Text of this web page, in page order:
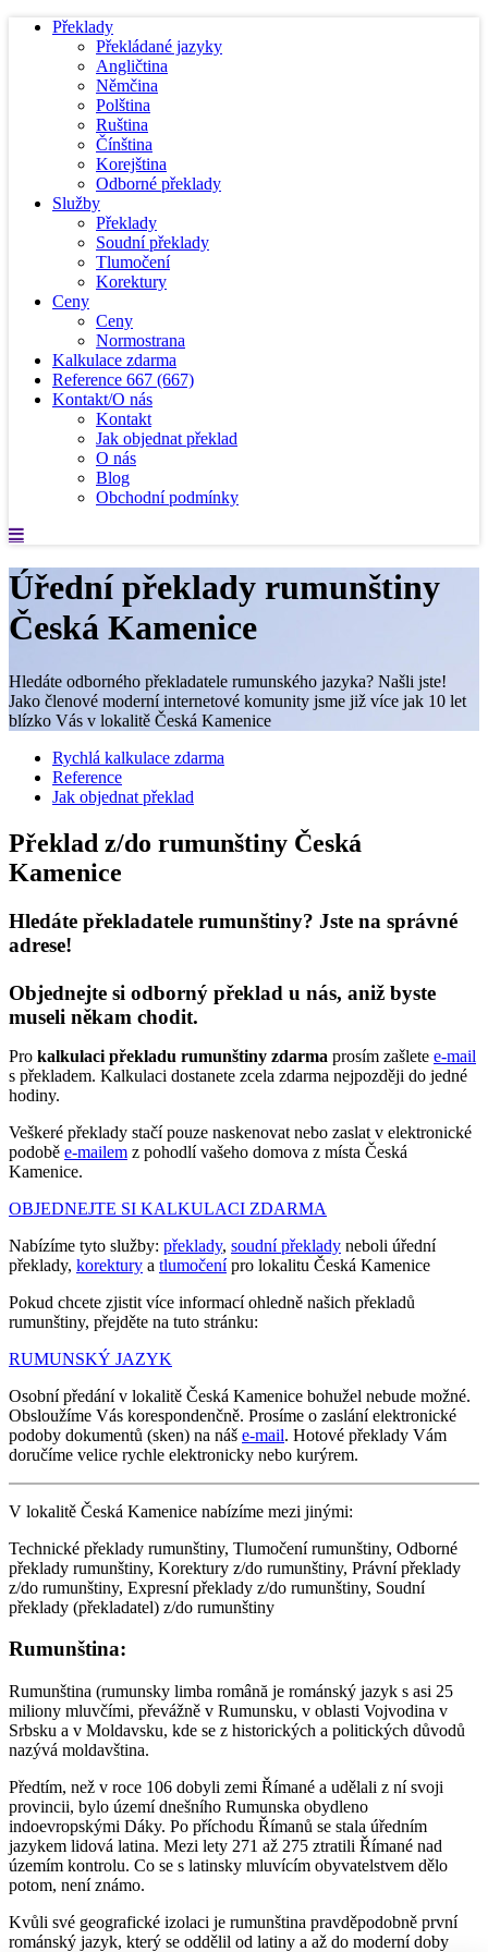
Překlady
Překládané jazyky
Angličtina
Němčina
Polština
Ruština
Čínština
Korejština
Odborné překlady
Služby
Překlady
Soudní překlady
Tlumočení
Korektury
Ceny
Ceny
Normostrana
Kalkulace zdarma
Reference 667 (667)
Kontakt/O nás
Kontakt
Jak objednat překlad
O nás
Blog
Obchodní podmínky
Úřední překlady rumunštiny
Česká Kamenice
Hledáte odborného překladatele rumunského jazyka? Našli jste!
Jako členové moderní internetové komunity jsme již více jak 10 let
blízko Vás v lokalitě Česká Kamenice
Rychlá kalkulace zdarma
Reference
Jak objednat překlad
Překlad z/do rumunštiny Česká
Kamenice
Hledáte překladatele rumunštiny? Jste na správné
adrese!
Objednejte si odborný překlad u nás, aniž byste
museli někam chodit.
Pro kalkulaci překladu rumunštiny zdarma prosím zašlete e-mail
s překladem. Kalkulaci dostanete zcela zdarma nejpozději do jedné
hodiny.
Veškeré překlady stačí pouze naskenovat nebo zaslat v elektronické
podobě e-mailem z pohodlí vašeho domova z místa Česká
Kamenice.
OBJEDNEJTE SI KALKULACI ZDARMA
Nabízíme tyto služby: překlady, soudní překlady neboli úřední
překlady, korektury a tlumočenípro lokalitu Česká Kamenice
Pokud chcete zjistit více informací ohledně našich překladů
rumunštiny, přejděte na tuto stránku:
RUMUNSKÝ JAZYK
Osobní předání v lokalitě Česká Kamenice bohužel nebude možné.
Obsloužíme Vás korespondenčně. Prosíme o zaslání elektronické
podoby dokumentů (sken) na náš e-mail. Hotové překlady Vám
doručíme velice rychle elektronicky nebo kurýrem.
V lokalitě Česká Kamenice nabízíme mezi jinými:
Technické překlady rumunštiny, Tlumočení rumunštiny, Odborné
překlady rumunštiny, Korektury z/do rumunštiny, Právní překlady
z/do rumunštiny, Expresní překlady z/do rumunštiny, Soudní
překlady (překladatel) z/do rumunštiny
Rumunština:
Rumunština (rumunsky limba română je románský jazyk s asi 25
miliony mluvčími, převážně v Rumunsku, v oblasti Vojvodina v
Srbsku a v Moldavsku, kde se z historických a politických důvodů
nazývá moldavština.
Předtím, než v roce 106 dobyli zemi Římané a udělali z ní svoji
provincii, bylo území dnešního Rumunska obydleno
indoevropskými Dáky. Po příchodu Římanů se stala úředním
jazykem lidová latina. Mezi lety 271 až 275 ztratili Římané nad
územím kontrolu. Co se s latinsky mluvícím obyvatelstvem dělo
potom, není známo.
Kvůli své geografické izolaci je rumunština pravděpodobně první
románský jazyk, který se oddělil od latiny a až do moderní doby